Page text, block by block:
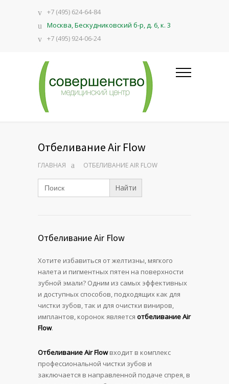
+7 (495) 624-64-84
Москва, Бескудниковский б-р, д. 6, к. 3
+7 (495) 924-06-24
Отбеливание Air Flow
ГЛАВНАЯ ОТБЕЛИВАНИЕ AIR FLOW
Search
for:
Отбеливание Air Flow
Хотите избавиться от желтизны, мягкого
налета и пигментных пятен на поверхности
зубной эмали? Одним из самых эффективных
и доступных способов, подходящих как для
чистки зубов, так и для очистки виниров,
имплантов, коронок является отбеливание Air
Flow.
Отбеливание Air Flowвходит в комплекс
профессиональной чистки зубов и
заключается в направленной подаче спрея, в